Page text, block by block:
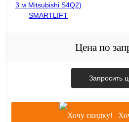
Цена по
Запросить